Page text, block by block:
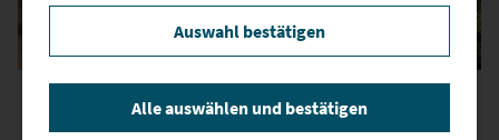
Neustadt an der
Landkreis Kelheim:
Auswahl bestätigen
Alle auswählen und bestätigen